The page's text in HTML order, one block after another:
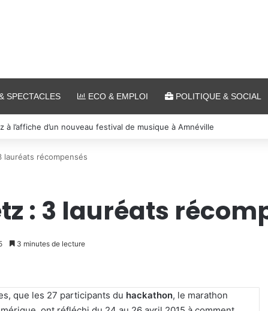
SPECTACLES ECO & EMPLOI POLITIQUE & SOCIAL
cinéma pour l’édition 2026 de « Ça tombe comme à Gravelotte »
lauréats récompensés
: 3 lauréats
3 minutes de lecture
que les 27 participants du hackathon, le marathon